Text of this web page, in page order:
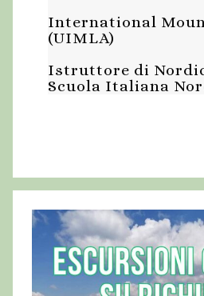
International
(UIMLA)
Istruttore di
Scuola Italiana